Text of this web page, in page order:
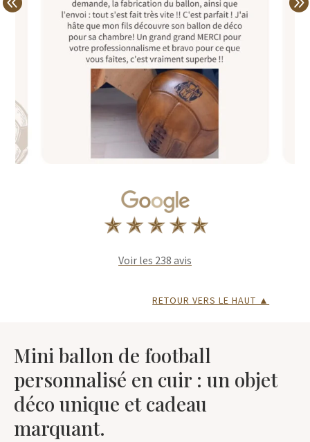
Voir les 238 avis
RETOUR VERS LE HAUT ▲
Mini ballon de football
personnalisé en cuir : un objet
déco unique et cadeau
marquant.